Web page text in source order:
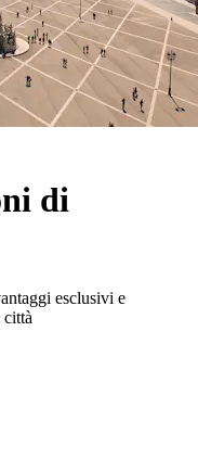
di
esclusivi e